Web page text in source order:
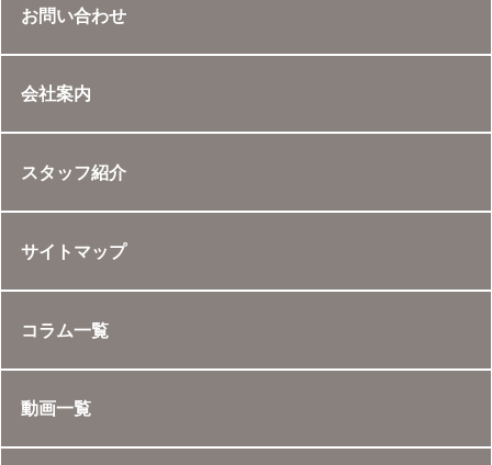
お問い合わせ
会社案内
スタッフ紹介
サイトマップ
コラム一覧
動画一覧